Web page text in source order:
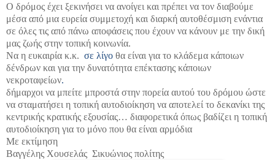
Ο δρόμος έχει ξεκινήσει να ανοίγει και πρέπει να τον διαβούμε
μέσα από μια ευρεία συμμετοχή και διαρκή αυτοθέσμιση ενάντια
σε όλες τις από πάνω αποφάσεις που έχουν να κάνουν με την δική
μας ζωής στην τοπική κοινωνία.
Να η ευκαιρία κ.κ. σε λίγο θα είναι για το κλάδεμα κάποιων
δένδρων και για την δυνατότητα επέκτασης κάποιων
νεκροταφείων.
δήμαρχοι να μπείτε μπροστά στην πορεία αυτού του δρόμου ώστε
να σταματήσει η τοπική αυτοδιοίκηση να αποτελεί το δεκανίκι της
κεντρικής κρατικής εξουσίας… διαφορετικά όπως βαδίζει η τοπική
αυτοδιοίκηση για το μόνο που θα είναι αρμόδια
Με εκτίμηση
Βαγγέλης Χουσελάς Σικυώνιος πολίτης